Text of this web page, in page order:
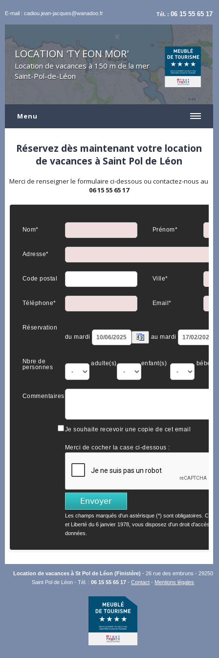
E-mail : cadiou.jean-jacques@wanadoo.fr Tél. :06 15 55 65 17
LOCATION 'TY EON MOR'
Location de vacances à 150 m de la mer
Saint-Pol-de-Léon
Menu
Réservez dès maintenant votre location
de vacances à Saint Pol de Léon
Merci de renseigner le formulaire ci-dessous ou contactez-nous au
06 15 55 65 17
Nom* Prénom*
Adresse*
Code postal Ville*
Téléphone* Email*
Réservation
du mardi
au mardi
Nbre de
personnes
adulte(s) enfant(s) bébé(s)
Commentaires
Je souhaite recevoir une copie de cet email
Merci de cocher la case ci-dessous :
Les champs marqués d'un astérisque (*) sont obligatoires.
et Liberté du 6 janvier 1978, vous disposez d'un droit d'accès et
données.
Location de vacances à St Pol de Léon (Finistère) - 26 rue des embruns - 29250
Saint Pol de Léon - Tél. :06 15 55 65 17 -Contact - Mentions légales